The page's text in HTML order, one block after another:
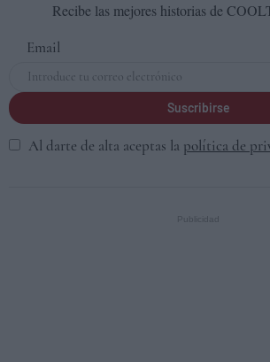
Recibe las mejores historias de
Email
Suscribirse
Al darte de alta aceptas la política de